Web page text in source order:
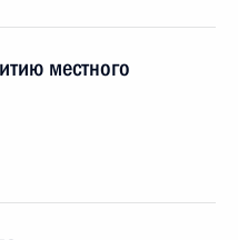
местного